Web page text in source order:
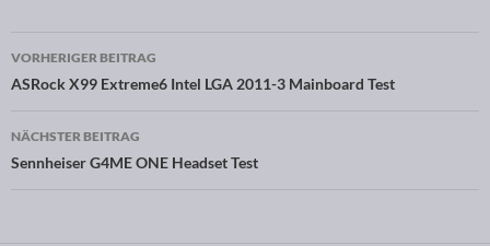
Beitragsnavigation
VORHERIGER BEITRAG
ASRock X99 Extreme6 Intel LGA 2011-3 Mainboard Test
NÄCHSTER BEITRAG
Sennheiser G4ME ONE Headset Test